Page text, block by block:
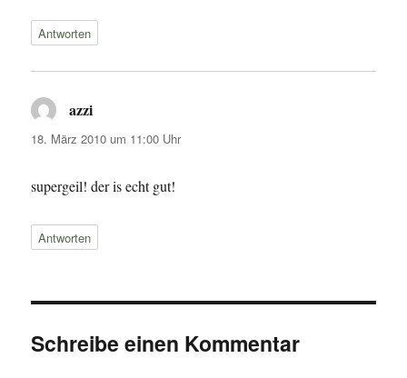
Antworten
azzi
18. März 2010 um 11:00 Uhr
supergeil! der is echt gut!
Antworten
Schreibe einen Kommentar